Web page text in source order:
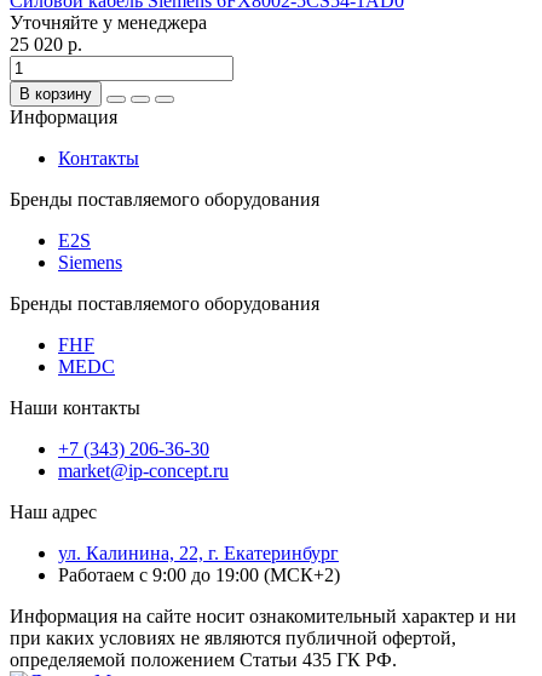
Уточняйте у менеджера
25 020 р.
В корзину
Информация
Контакты
Бренды поставляемого оборудования
E2S
Siemens
Бренды поставляемого оборудования
FHF
MEDC
Наши контакты
+7 (343) 206-36-30
market@ip-concept.ru
Наш адрес
ул. Калинина, 22, г. Екатеринбург
Работаем с 9:00 до 19:00 (МСК+2)
Информация на сайте носит ознакомительный характер и ни
при каких условиях не являются публичной офертой,
определяемой положением Статьи 435 ГК РФ.